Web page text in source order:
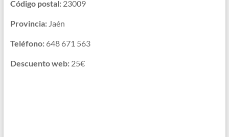
Código postal:23009
Provincia:Jaén
Teléfono:648 671 563
Descuento web:25€